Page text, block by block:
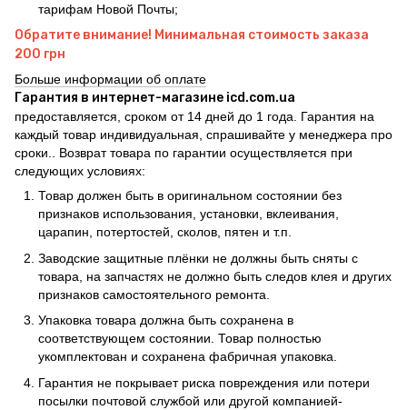
тарифам Новой Почты;
Обратите внимание! Минимальная стоимость заказа
200 грн
Больше информации об оплате
Гарантия в интернет-магазине icd.com.ua
предоставляется, сроком от 14 дней до 1 года. Гарантия на
каждый товар индивидуальная, спрашивайте у менеджера про
сроки.. Возврат товара по гарантии осуществляется при
следующих условиях:
Товар должен быть в оригинальном состоянии без
признаков использования, установки, вклеивания,
царапин, потертостей, сколов, пятен и т.п.
Заводские защитные плёнки не должны быть сняты с
товара, на запчастях не должно быть следов клея и других
признаков самостоятельного ремонта.
Упаковка товара должна быть сохранена в
соответствующем состоянии. Товар полностью
укомплектован и сохранена фабричная упаковка.
Гарантия не покрывает риска повреждения или потери
посылки почтовой службой или другой компанией-